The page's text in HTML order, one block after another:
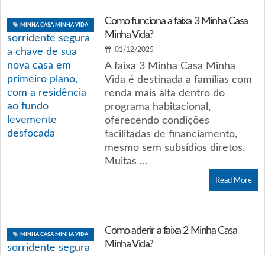
MINHA CASA MINHA VIDA
Como funciona a faixa 3 Minha Casa
Minha Vida?
01/12/2025
A faixa 3 Minha Casa Minha
Vida é destinada a famílias com
renda mais alta dentro do
programa habitacional,
oferecendo condições
facilitadas de financiamento,
mesmo sem subsídios diretos.
Muitas …
Read More
MINHA CASA MINHA VIDA
Como aderir a faixa 2 Minha Casa
Minha Vida?